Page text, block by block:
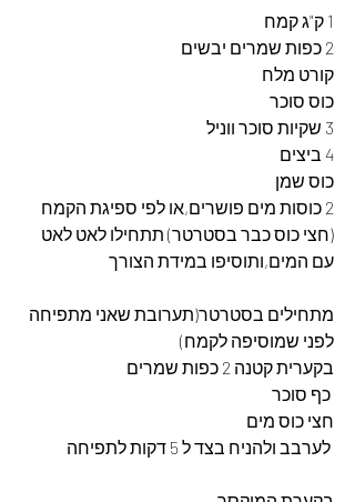
1 ק"ג קמח
2 כפות שמרים יבשים
קורט מלח
כוס סוכר
3 שקיות סוכר ווניל
4 ביצים
כוס שמן
2 כוסות מים פושרים,או לפי ספיגת הקמח
(חצי כוס כבר בסטרטר) תתחילו לאט לאט
עם המים,ותוסיפו במידת הצורך
מתחילים בסטרטר(תערובת שאני מתפיחה
לפני שמוסיפה לקמח)
בקערית קטנה 2 כפות שמרים
חצי כוס מים